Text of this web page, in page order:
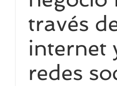
través
internet
redes